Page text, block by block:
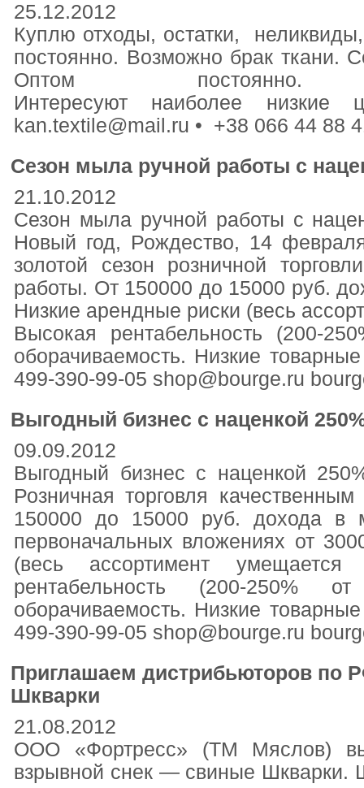
25.12.2012
Куплю отходы, остатки,
постоянно. Возможно брак ткани.
Оптом
Интересуют наиболее
kan.textile@mail.ru • +38 066 44
Сезон мыла ручной работы с
21.10.2012
Сезон мыла ручной работы с
Новый год, Рождество, 14
золотой сезон розничной
работы. От 150000 до 15000 руб.
Низкие арендные риски (весь
Высокая рентабельность (200-
оборачиваемость. Низкие
499-390-99-05 shop@bourge.ru
Выгодный бизнес с наценкой
09.09.2012
Выгодный бизнес с наценкой
Розничная торговля
150000 до 15000 руб. дохода в
первоначальных вложениях от
(весь ассортимент
рентабельность (200-250%
оборачиваемость. Низкие
499-390-99-05 shop@bourge.ru
Приглашаем дистрибьюторов по
Шкварки
21.08.2012
ООО «Фортресс» (ТМ Мяслов)
взрывной снек — свиные Шкварки.